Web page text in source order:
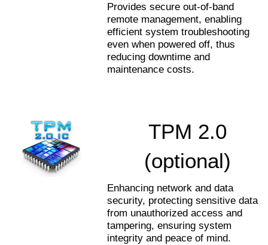
Provides secure out-of-band
remote management, enabling
efficient system troubleshooting
even when powered off, thus
reducing downtime and
maintenance costs.
TPM 2.0
(optional)
Enhancing network and data
security, protecting sensitive data
from unauthorized access and
tampering, ensuring system
integrity and peace of mind.